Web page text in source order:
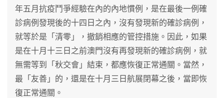
年五月抗疫鬥爭經驗在內的內地慣例，是在最後一例確
診病例發現後的十四日之內，沒有發現新的確診病例，
就等於是「清零」，撤銷相應的管控措施。因此，如果
是在十月十三日之前澳門沒有再發現新的確診病例，就
無需等到「秋交會」結束，都應恢復正常通關。當然，
最「友善」的，還是在十月三日航展閉幕之後，當即恢
復正常通關。